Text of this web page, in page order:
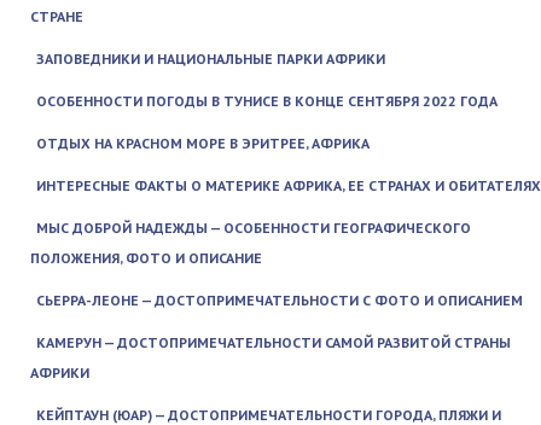
СТРАНЕ
ЗАПОВЕДНИКИ И НАЦИОНАЛЬНЫЕ ПАРКИ АФРИКИ
ОСОБЕННОСТИ ПОГОДЫ В ТУНИСЕ В КОНЦЕ СЕНТЯБРЯ 2022 ГОДА
ОТДЫХ НА КРАСНОМ МОРЕ В ЭРИТРЕЕ, АФРИКА
ИНТЕРЕСНЫЕ ФАКТЫ О МАТЕРИКЕ АФРИКА, ЕЕ СТРАНАХ И ОБИТАТЕЛЯХ
МЫС ДОБРОЙ НАДЕЖДЫ — ОСОБЕННОСТИ ГЕОГРАФИЧЕСКОГО
ПОЛОЖЕНИЯ, ФОТО И ОПИСАНИЕ
СЬЕРРА-ЛЕОНЕ — ДОСТОПРИМЕЧАТЕЛЬНОСТИ С ФОТО И ОПИСАНИЕМ
КАМЕРУН — ДОСТОПРИМЕЧАТЕЛЬНОСТИ САМОЙ РАЗВИТОЙ СТРАНЫ
АФРИКИ
КЕЙПТАУН (ЮАР) — ДОСТОПРИМЕЧАТЕЛЬНОСТИ ГОРОДА, ПЛЯЖИ И